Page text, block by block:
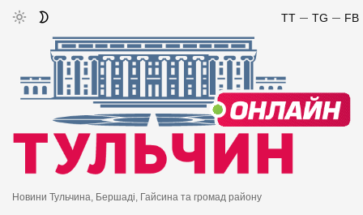
FB
TG
TT
Новини Тульчина, Бершаді, Гайсина та громад району